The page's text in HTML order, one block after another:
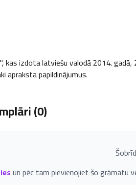
kas izdota latviešu valodā 2014.
apraksta papildinājumus.
(0)
un pēc tam pievienojiet šo grāmatu